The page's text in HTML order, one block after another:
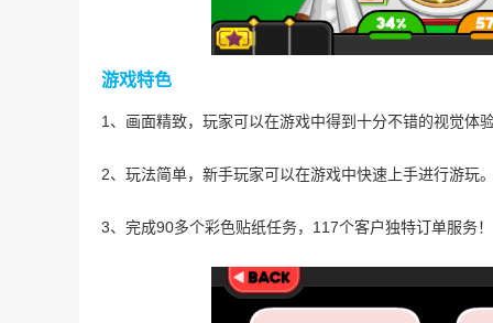
游戏特色
1、画面精致，玩家可以在游戏中得到十分不错的视觉体
2、玩法简单，新手玩家可以在游戏中快速上手进行游玩
3、完成90多个彩色贴纸任务，117个客户独特订单服务！